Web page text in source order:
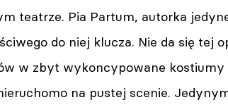
teatrze. Pia Partum, autorka
do niej klucza. Nie da się tej
w zbyt wykoncypowane
na pustej scenie.